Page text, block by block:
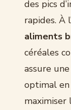
des pics
rapides. À
aliments
céréales
assure
optimal en